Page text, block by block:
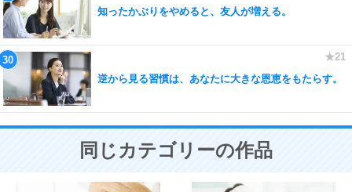
知ったかぶりをやめると、友人が増える。
逆から見る習慣は、あなたに大きな恩恵をもたらす。
同じカテゴリーの作品